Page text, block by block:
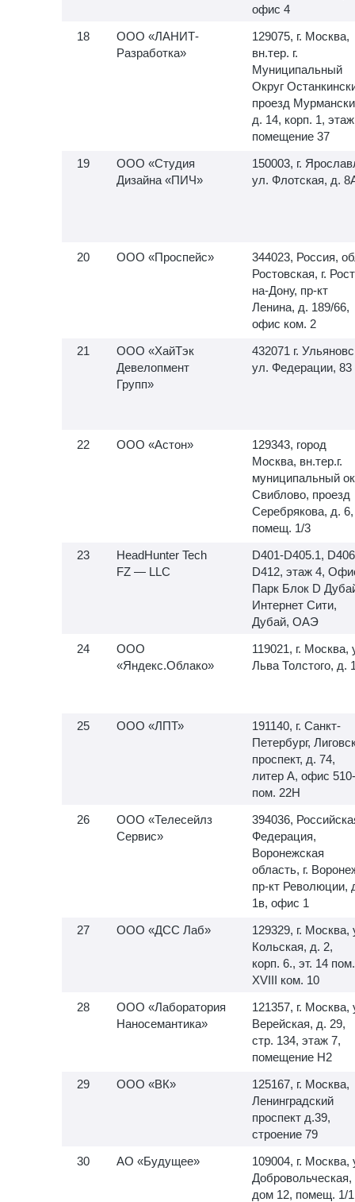
офис 4
ООО «ЛАНИТ-
Разработка»
129075, г. Москва,
вн.тер. г.
Муниципальный
Округ
проезд
д. 14, корп. 1,
помещение 37
ООО «Студия
Дизайна «ПИЧ»
150003, г.
ул. Флотская, д.
ООО «Проспейс»
344023, Россия,
Ростовская, г.
на-Дону, пр-кт
Ленина, д. 189/66,
офис ком. 2
ООО «ХайТэк
Девелопмент
Групп»
432071 г.
ул. Федерации, 83
ООО «Астон»
129343, город
Москва, вн.тер.г.
муниципальный
Свиблово, проезд
Серебрякова, д. 6,
помещ. 1/3
HeadHunter Tech
FZ — LLC
D401-D405.1,
D412, этаж 4,
Парк Блок D
Интернет Сити,
Дубай, ОАЭ
ООО
«Яндекс.Облако»
119021, г. Москва,
Льва Толстого, д.
ООО «ЛПТ»
191140, г. Санкт-
Петербург,
проспект, д. 74,
литер А, офис
пом. 22Н
ООО «Телесейлз
Сервис»
394036,
Федерация,
Воронежская
область, г.
пр-кт Революции,
1в, офис 1
ООО «ДСС Лаб»
129329, г. Москва,
Кольская, д. 2,
корп. 6., эт. 14 пом.
XVIII ком. 10
ООО «Лаборатория
Наносемантика»
121357, г. Москва,
Верейская, д. 29,
стр. 134, этаж 7,
помещение H2
ООО «ВК»
125167, г. Москва,
Ленинградский
проспект д.39,
строение 79
АО «Будущее»
109004, г. Москва,
Добровольческая,
дом 12, помещ. 1/1